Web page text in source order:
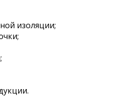
изоляции;